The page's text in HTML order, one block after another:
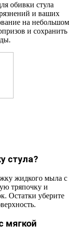
обивки стула
и ваших
на небольшом
и сохранить
стула?
жидкого мыла с
тряпочку и
Остатки уберите
мягкой